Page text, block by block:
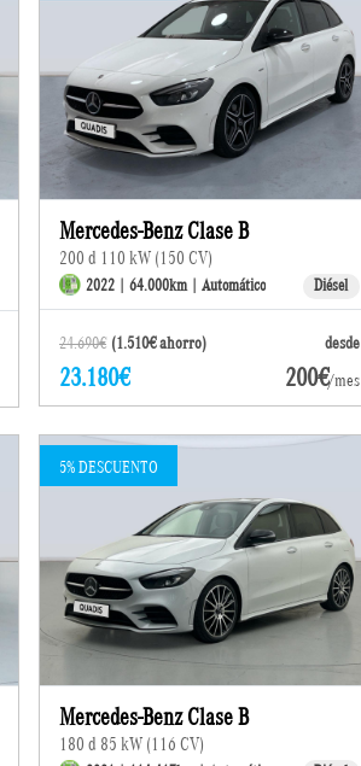
Mercedes-Benz Clase B
200 d 110 kW (150 CV)
2022 | 64.000km | Automático Diésel
24.690€ (1.510€ ahorro) desde
23.180€ 200€/mes
5% DESCUENTO
Mercedes-Benz Clase B
180 d 85 kW (116 CV)